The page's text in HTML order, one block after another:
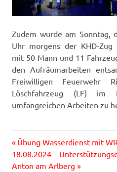
Zudem wurde am Sonntag,
Uhr morgens der KHD-
mit 50 Mann und 11
den Aufräumarbeiten
Freiwilligen Feuerwehr
Löschfahrzeug (LF)
umfangreichen Arbeiten zu
Vorheriger
Beitrag:
Übung Wasserdienst mit
Nächster
Beitrag:
18.08.2024
Anton am Arlberg